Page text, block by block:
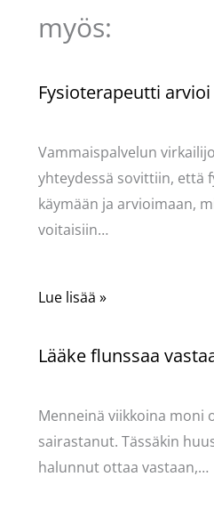
myös:
Fysioterapeutti
Vammaispalvelun
yhteydessä sovittiin, että
käymään ja arvioimaan,
voitaisiin…
Lue lisää »
Lääke flunssaa
Menneinä viikkoina moni
sairastanut. Tässäkin
halunnut ottaa vastaan,…